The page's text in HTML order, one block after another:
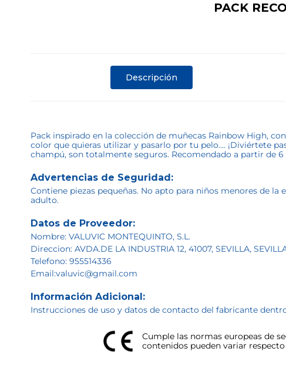
PACK
Descripción
Pack inspirado en la colección de muñecas Rainbow High,
color que quieras utilizar y pasarlo por tu pelo…. ¡Diviértete
champú, son totalmente seguros. Recomendado a partir de 6
Advertencias de Seguridad:
Contiene piezas pequeñas. No apto para niños menores de
adulto.
Datos de Proveedor:
Nombre: VALUVIC MONTEQUINTO, S.L.
Direccion: AVDA.DE LA INDUSTRIA 12, 41007, SEVILLA,
Telefono: 955514336
Email:valuvic@gmail.com
Información Adicional:
Instrucciones de uso y datos de contacto del fabricante
Cumple las normas europeas de
contenidos pueden variar